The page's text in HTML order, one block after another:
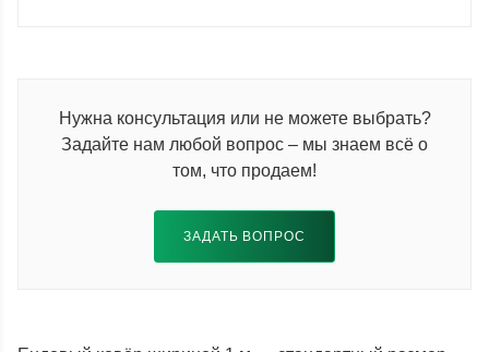
Нужна консультация или не можете выбрать?
Задайте нам любой вопрос – мы знаем всё о
том, что продаем!
ЗАДАТЬ ВОПРОС